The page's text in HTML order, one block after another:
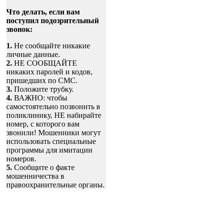
Что делать, если вам
поступил подозрительный
звонок:
1. Не сообщайте никакие
личные данные.
2. НЕ СООБЩАЙТЕ
никаких паролей и кодов,
пришедших по СМС.
3. Положите трубку.
4. ВАЖНО: чтобы
самостоятельно позвонить в
поликлинику, НЕ набирайте
номер, с которого вам
звонили! Мошенники могут
использовать специальные
программы для имитации
номеров.
5. Сообщите о факте
мошенничества в
правоохранительные органы.